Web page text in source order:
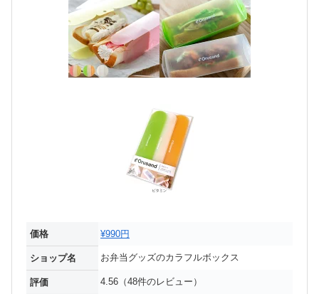
価格 ¥990円
ショップ名 お弁当グッズのカラフルボックス
評価 4.56（48件のレビュー）